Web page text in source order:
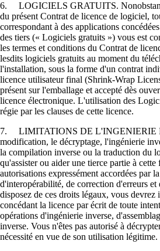
6. LOGICIELS GRATUITS. Nonobstant
du présent Contrat de licence de logiciel,
correspondant à des applications
des tiers (« Logiciels gratuits ») vous est
les termes et conditions du Contrat de
lesdits logiciels gratuits au moment du
l'installation, sous la forme d'un contrat
licence utilisateur final (Shrink-Wrap
présent sur l'emballage et accepté dès
licence électronique. L'utilisation des
régie par les clauses de cette licence.
7. LIMITATIONS DE L'INGENIERIE
modification, le décryptage, l'ingénierie
la compilation inverse ou la traduction du
qu'assister ou aider une tierce partie à
autorisations expressément accordées par
d'interopérabilité, de correction d'erreurs et
disposez de ces droits légaux, vous devrez
concédant la licence par écrit de toute
opérations d'ingénierie inverse,
inverse. Vous n'êtes pas autorisé à
nécessité en vue de son utilisation légitime.